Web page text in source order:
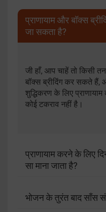
प्राणायाम और बॉक्स
जा सकता है?
जी हाँ, आप चाहें तो किसी
बॉक्स ब्रीदिंग कर सकते हैं,
शुद्धिकरण के लिए
कोई टकराव नहीं है।
प्राणायाम करने के लिए
सा माना जाता है?
भोजन के तुरंत बाद साँस